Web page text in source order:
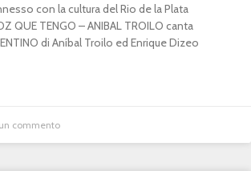
con la cultura del Rio de la Plata
QUE TENGO – ANIBAL TROILO canta
di Aníbal Troilo ed Enrique Dizeo
commento